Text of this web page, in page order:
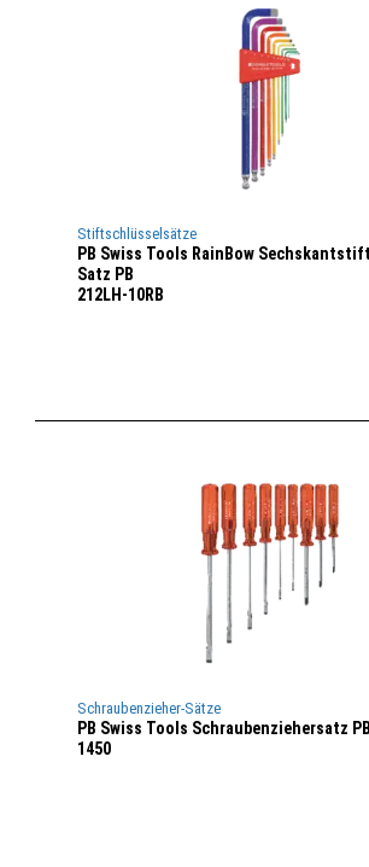
Stiftschlüsselsätze
PB Swiss Tools RainBow
Satz PB
212LH-10RB
Schraubenzieher-Sätze
PB Swiss Tools Schraubenziehersatz PB
1450